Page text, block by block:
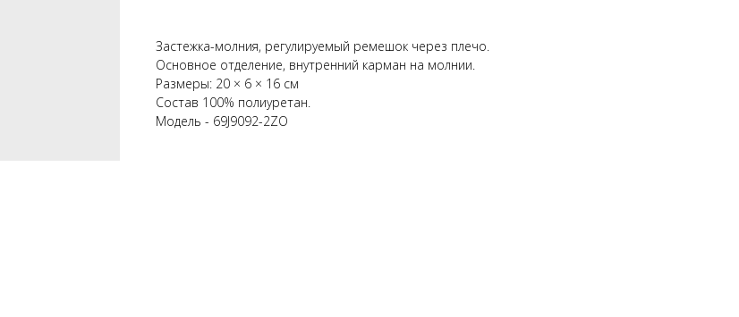
Застежка-молния, регулируемый ремешок через плечо.
Основное отделение, внутренний карман на молнии.
Размеры: 20 × 6 × 16 см
Состав 100% полиуретан.
Модель - 69J9092-2ZO